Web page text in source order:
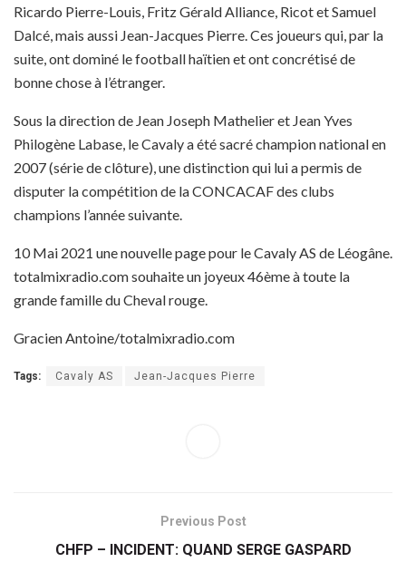
Ricardo Pierre-Louis, Fritz Gérald Alliance, Ricot et Samuel
Dalcé, mais aussi Jean-Jacques Pierre. Ces joueurs qui, par la
suite, ont dominé le football haïtien et ont concrétisé de
bonne chose à l’étranger.
Sous la direction de Jean Joseph Mathelier et Jean Yves
Philogène Labase, le Cavaly a été sacré champion national en
2007 (série de clôture), une distinction qui lui a permis de
disputer la compétition de la CONCACAF des clubs
champions l’année suivante.
10 Mai 2021 une nouvelle page pour le Cavaly AS de Léogâne.
totalmixradio.com souhaite un joyeux 46ème à toute la
grande famille du Cheval rouge.
Gracien Antoine/totalmixradio.com
Tags: Cavaly AS Jean-Jacques Pierre
Previous Post
CHFP – INCIDENT: QUAND SERGE GASPARD